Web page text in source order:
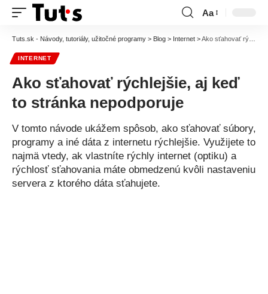
Font
Resizer
Aa
Tuts.sk - Návody, tutoriály, užitočné programy > Blog > Internet >Ako sťahovať rýchlejšie, aj keď to stránka nepodporuje
INTERNET
Ako sťahovať rýchlejšie, aj keď
to stránka nepodporuje
V tomto návode ukážem spôsob, ako sťahovať súbory,
programy a iné dáta z internetu rýchlejšie. Využijete to
najmä vtedy, ak vlastníte rýchly internet (optiku) a
rýchlosť sťahovania máte obmedzenú kvôli nastaveniu
servera z ktorého dáta sťahujete.